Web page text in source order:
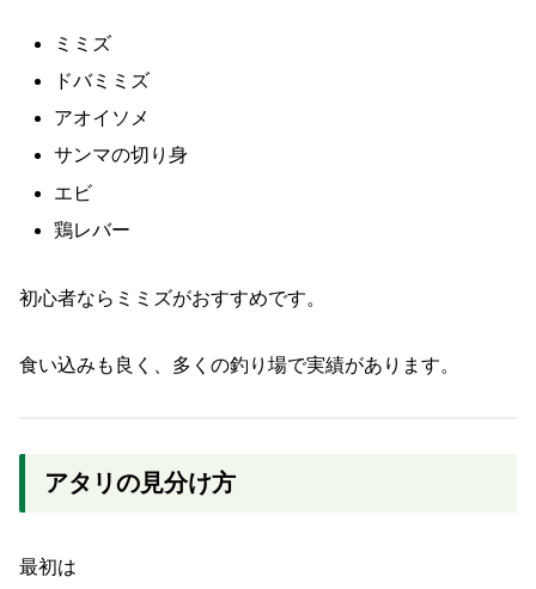
ミミズ
ドバミミズ
アオイソメ
サンマの切り身
エビ
鶏レバー
初心者ならミミズがおすすめです。
食い込みも良く、多くの釣り場で実績があります。
アタリの見分け方
最初は